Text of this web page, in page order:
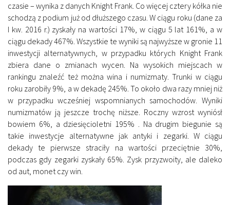
czasie – wynika z danych Knight Frank. Co więcej cztery kółka nie
schodzą z podium już od dłuższego czasu. W ciągu roku (dane za
I kw. 2016 r.) zyskały na wartości 17%, w ciągu 5 lat 161%, a w
ciągu dekady 467%. Wszystkie te wyniki są najwyższe w gronie 11
inwestycji alternatywnych, w przypadku których Knight Frank
zbiera dane o zmianach wycen. Na wysokich miejscach w
rankingu znaleźć też można wina i numizmaty. Trunki w ciągu
roku zarobiły 9%, a w dekadę 245%. To około dwa razy mniej niż
w przypadku wcześniej wspomnianych samochodów. Wyniki
numizmatów ją jeszcze trochę niższe. Roczny wzrost wyniósł
bowiem 6%, a dziesięcioletni 195% . Na drugim biegunie są
takie inwestycje alternatywne jak antyki i zegarki. W ciągu
dekady te pierwsze straciły na wartości przeciętnie 30%,
podczas gdy zegarki zyskały 65%. Zysk przyzwoity, ale daleko
od aut, monet czy win.